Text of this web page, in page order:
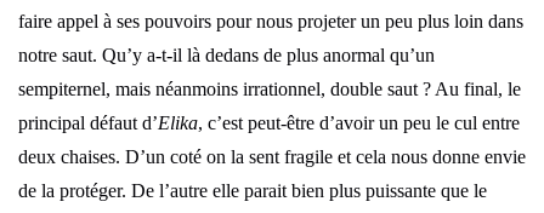
faire appel à ses pouvoirs pour nous projeter un peu plus loin dans
notre saut. Qu’y a-t-il là dedans de plus anormal qu’un
sempiternel, mais néanmoins irrationnel, double saut ? Au final, le
principal défaut d’Elika, c’est peut-être d’avoir un peu le cul entre
deux chaises. D’un coté on la sent fragile et cela nous donne envie
de la protéger. De l’autre elle parait bien plus puissante que le